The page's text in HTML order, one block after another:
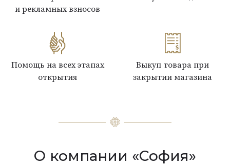
и рекламных взносов
Помощь на всех этапах
открытия
Выкуп товара при
закрытии магазина
О компании «София»